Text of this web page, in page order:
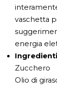
vaschetta
energia
Zucchero
Olio di